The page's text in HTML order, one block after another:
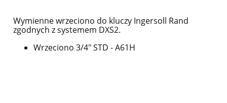
Wymienne wrzeciono do kluczy Ingersoll Rand
zgodnych z systemem DXS2.
Wrzeciono 3/4" STD - A61H